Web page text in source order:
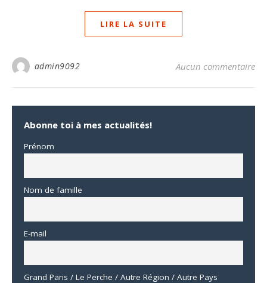
LIRE LA SUITE
admin9092 Aucun commentaire
Abonne toi à mes actualités!
Prénom
Nom de famille
E-mail
Grand Paris / Le Perche / Autre Région / Autre Pays